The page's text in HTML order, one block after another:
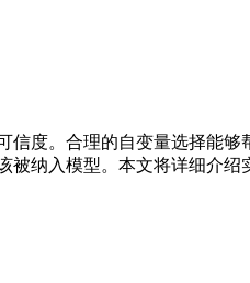
度。合理的自变量选择能
纳入模型。本文将详细介